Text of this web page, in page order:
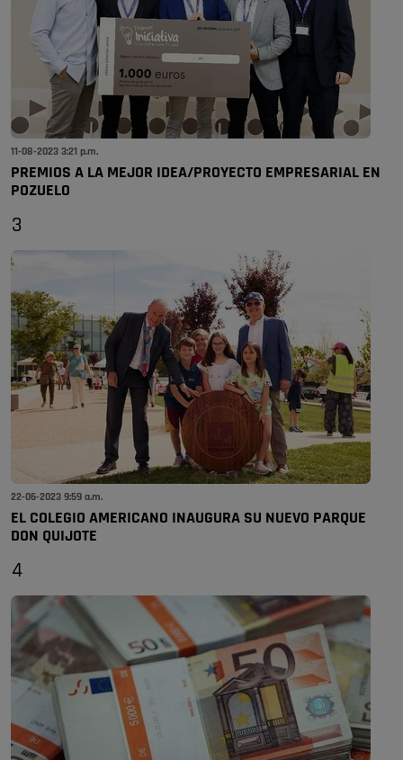
11-08-2023 3:21 p.m.
PREMIOS A LA MEJOR IDEA/PROYECTO EMPRESARIAL EN
POZUELO
3
22-06-2023 9:59 a.m.
EL COLEGIO AMERICANO INAUGURA SU NUEVO PARQUE
DON QUIJOTE
4